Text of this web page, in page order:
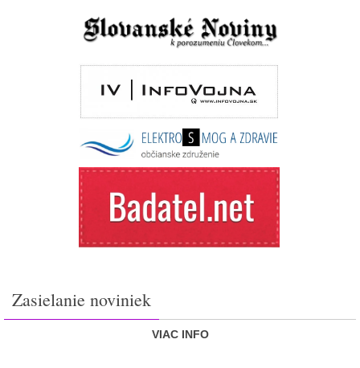
Zasielanie noviniek
VIAC INFO